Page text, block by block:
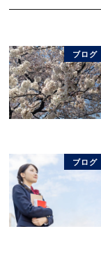
ブログ
ブログ